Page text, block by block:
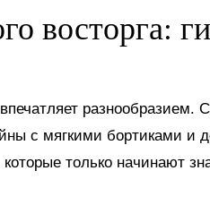
восторга:
с мягкими бортиками и
только начинают